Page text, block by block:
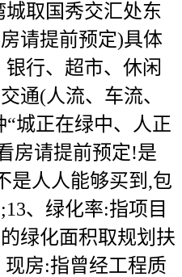
取国秀交汇处东
请提前预定)具体
行、超市、休闲
通(人流、车流、
城正在绿中、人正
房请提前预定!是
是人人能够买到,包
、绿化率:指项目
绿化面积取规划扶
房:指曾经工程质